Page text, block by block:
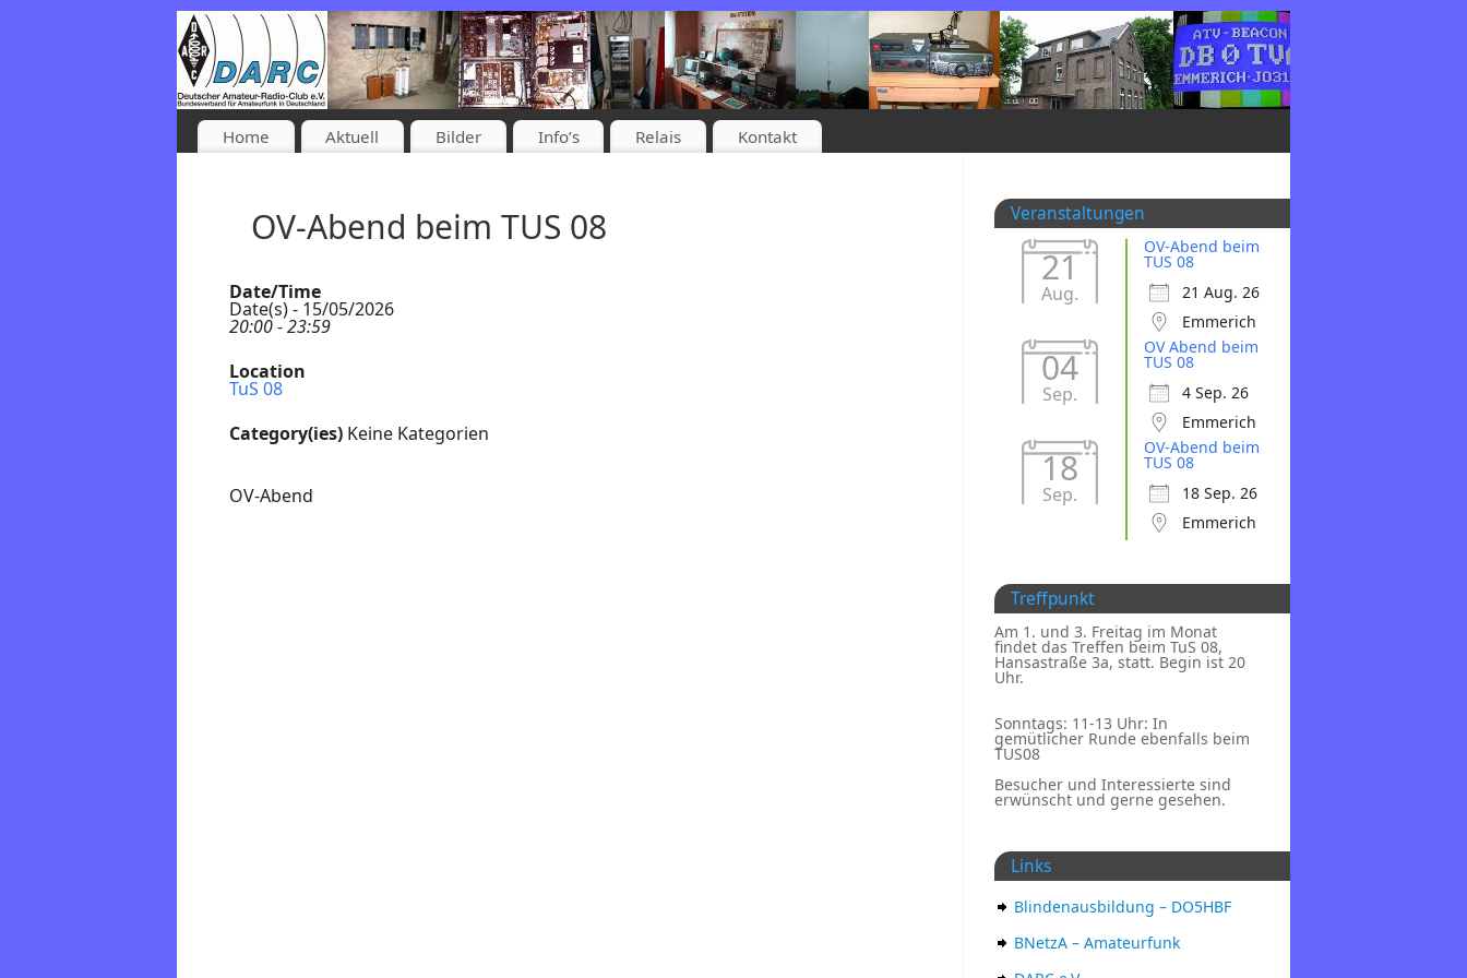
Home Aktuell Bilder Info’s Relais Kontakt
OV-Abend beim TUS 08
Date/Time
Date(s) - 15/05/2026
20:00 - 23:59
Location
TuS 08
Category(ies) Keine Kategorien
OV-Abend
Veranstaltungen
21
Aug.
OV-Abend beim
TUS 08
21 Aug. 26
Emmerich
04
Sep.
OV Abend beim
TUS 08
4 Sep. 26
Emmerich
18
Sep.
OV-Abend beim
TUS 08
18 Sep. 26
Emmerich
Treffpunkt
Am 1. und 3. Freitag im Monat
findet das Treffen beim TuS 08,
Hansastraße 3a, statt. Begin ist 20
Uhr.
Sonntags: 11-13 Uhr: In
gemütlicher Runde ebenfalls beim
TUS08
Besucher und Interessierte sind
erwünscht und gerne gesehen.
Links
Blindenausbildung – DO5HBF
BNetzA – Amateurfunk